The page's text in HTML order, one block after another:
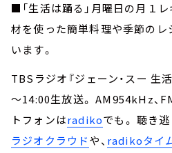
■「生活は踊る」月曜日の月１
材を使った簡単料理や季節のレ
います。
TBSラジオ『ジェーン・スー 生
～14:00生放送。 AM954kHz、
トフォンはradikoでも。 聴き
ラジオクラウドや、 radikoタイ